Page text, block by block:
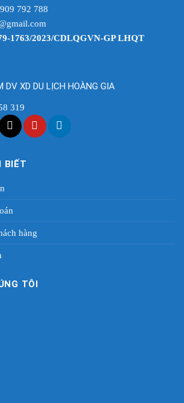
792 788
1763/2023/CDLQGVN-GP LHQT
DV XD DU LỊCH HOÀNG GIA
319
BIẾT
hàng
TÔI